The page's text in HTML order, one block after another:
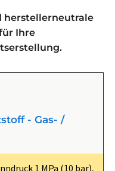
herstellerneutrale
Ihre
- Gas- /
1 MPa (10 bar),